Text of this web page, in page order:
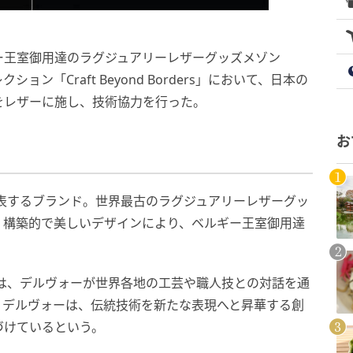
室御用達のラグジュアリーレザーグッズメゾン
ション「Craft Beyond Borders」において、日本の
ザーに施し、技術協力を行った。
るブランド。世界最古のラグジュアリーレザーグッ
築的で美しいデザインにより、ベルギー王室御用達
デルヴォーが世界各地の工芸や職人技との対話を通
ルヴォーは、伝統技術を新たな表現へと昇華する創
ているという。